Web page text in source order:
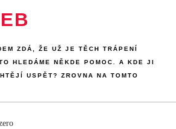
ZDÁ, ŽE UŽ JE TĚCH TRÁPENÍ
HLEDÁME NĚKDE POMOC. A KDE JI
USPĚT? ZROVNA NA TOMTO